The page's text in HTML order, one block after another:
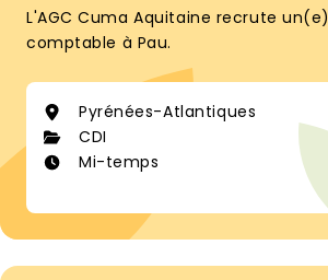
L'AGC Cuma Aquitaine recrute un(e)
comptable à Pau.
Pyrénées-Atlantiques
CDI
Mi-temps